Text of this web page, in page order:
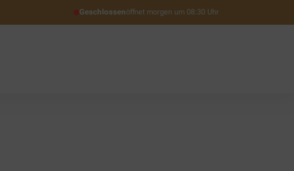
Geschlossenöffnet morgen um 08:30 Uhr